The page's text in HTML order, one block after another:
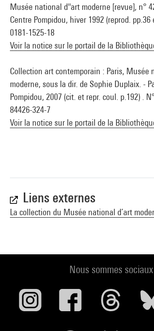
Musée national d''art moderne [revue], n°
Centre Pompidou, hiver 1992 (reprod. pp.36
0181-1525-18
Voir la notice sur le portail de la
Collection art contemporain : Paris, Musée
moderne, sous la dir. de Sophie Duplaix. -
Pompidou, 2007 (cit. et repr. coul. p.192) .
84426-324-7
Voir la notice sur le portail de la
Liens externes
La collection du Musée national d’art
Nous sommes sociaux